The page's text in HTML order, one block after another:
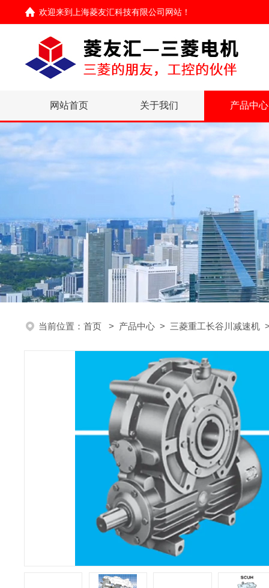
欢迎来到 上海菱友汇科技有限公司网站 ！
网站首页 关于我们 产品中心
当前位置： 首页 > 产品中心 > 三菱重工长谷川减速机